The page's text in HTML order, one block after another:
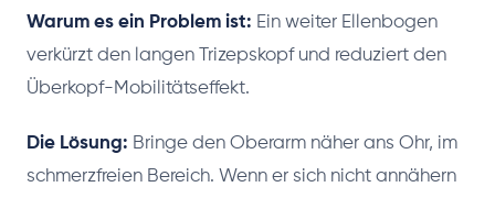
Warum es ein Problem ist: Ein weiter Ellenbogen
verkürzt den langen Trizepskopf und reduziert den
Überkopf-Mobilitätseffekt.
Die Lösung: Bringe den Oberarm näher ans Ohr, im
schmerzfreien Bereich. Wenn er sich nicht annähern